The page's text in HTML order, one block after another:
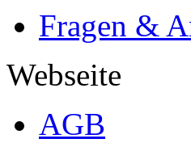
Fragen &
Webseite
AGB